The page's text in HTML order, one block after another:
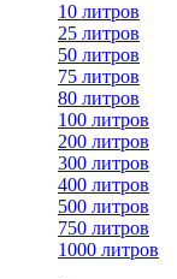
10 литров
25 литров
50 литров
75 литров
80 литров
100 литров
200 литров
300 литров
400 литров
500 литров
750 литров
1000 литров